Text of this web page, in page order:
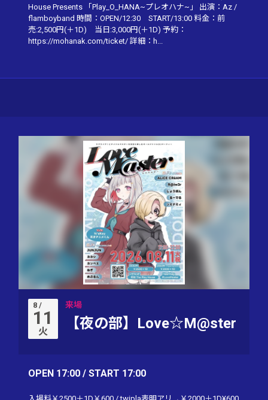
House Presents 「Play_O_HANA~プレオハナ~」 出演：Az /
flamboyband 時間：OPEN/12:30 START/13:00 料金：前
売:2,500円(＋1D) 当日:3,000円(＋1D) 予約：
https://mohanak.com/ticket/ 詳細：h...
8 /
11
火
来場
【夜の部】Love☆M@ster
OPEN 17:00 / START 17:00